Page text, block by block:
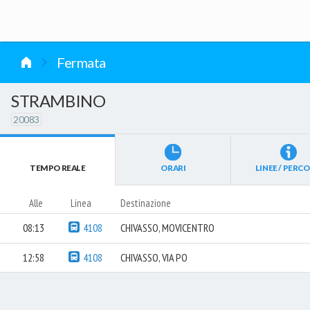
Fermata
STRAMBINO
20083
TEMPO REALE ORARI LINEE /
Alle Linea Destinazione
08:13 4108 CHIVASSO, MOVICENTRO
12:58 4108 CHIVASSO, VIA PO